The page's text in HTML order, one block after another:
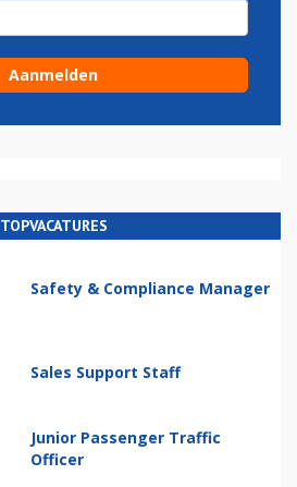
TOPVACATURES
Safety & Compliance Manager
Sales Support Staff
Junior Passenger Traffic
Officer